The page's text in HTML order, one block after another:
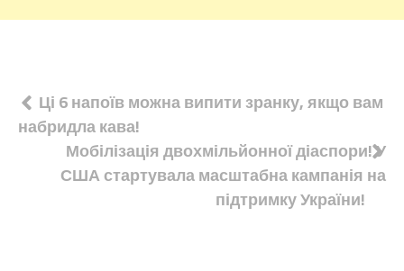
Навігація
записів
Ці 6 напоїв можна випити зранку, якщо вам
набридла кава!
Мобілізація двохмільйонної діаспори! У
США стартувала масштабна кампанія на
підтримку України!